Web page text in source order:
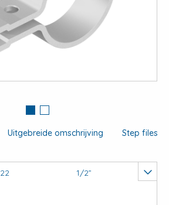
View
large
Uitgebreide omschrijving Step files
22 1/2”